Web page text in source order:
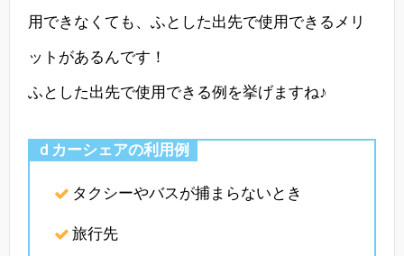
用できなくても、ふとした出先で使用できるメリ
ットがあるんです！
ふとした出先で使用できる例を挙げますね♪
ｄカーシェアの利用例
タクシーやバスが捕まらないとき
旅行先